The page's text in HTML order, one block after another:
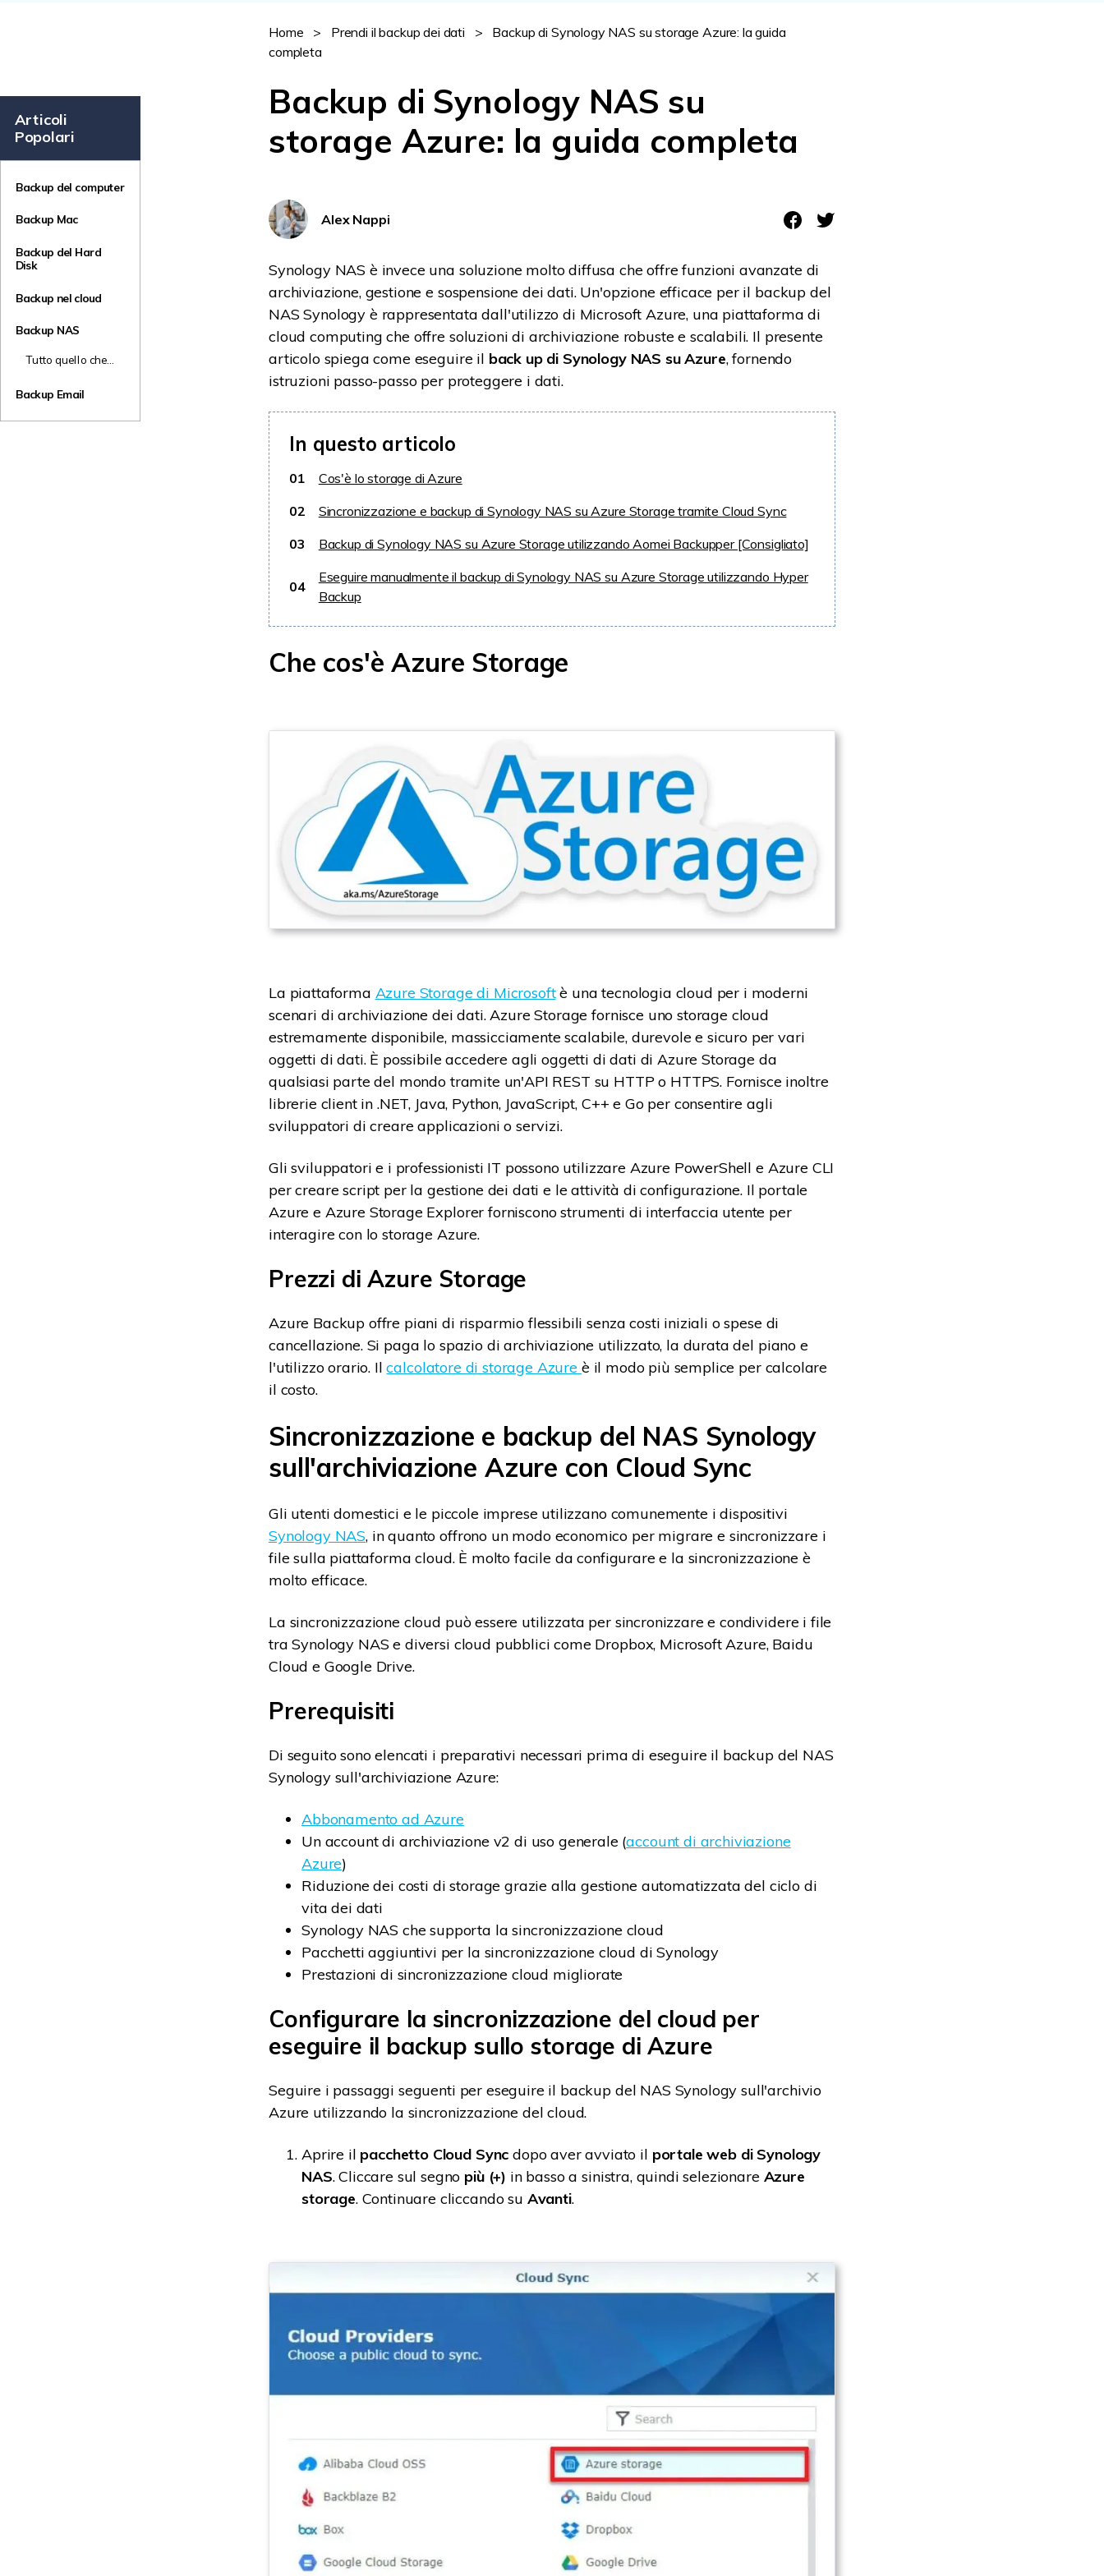
Articoli
Popolari
Backup del computer
Backup Mac
Backup del Hard
Disk
Backup nel cloud
Backup NAS
Tutto quello che
QNAP Qsync
Backup Email
Home > Prendi il backup dei dati >
Backup di Synology NAS su storage Azure: la guida
completa
Backup di Synology NAS su
storage Azure: la guida completa
Alex Nappi
Synology NAS è invece una soluzione molto diffusa che offre funzioni avanzate di
archiviazione, gestione e sospensione dei dati. Un'opzione efficace per il backup del
NAS Synology è rappresentata dall'utilizzo di Microsoft Azure, una piattaforma di
cloud computing che offre soluzioni di archiviazione robuste e scalabili. Il presente
articolo spiega come eseguire il back up di Synology NAS su Azure, fornendo
istruzioni passo-passo per proteggere i dati.
In questo articolo
01
Cos'è lo storage di Azure
02
Sincronizzazione e backup di Synology NAS su Azure Storage tramite Cloud Sync
03
Backup di Synology NAS su Azure Storage utilizzando Aomei Backupper [Consigliato]
04
Eseguire manualmente il backup di Synology NAS su Azure Storage utilizzando Hyper
Backup
Che cos'è Azure Storage
La piattaforma Azure Storage di Microsoftè una tecnologia cloud per i moderni
scenari di archiviazione dei dati. Azure Storage fornisce uno storage cloud
estremamente disponibile, massicciamente scalabile, durevole e sicuro per vari
oggetti di dati. È possibile accedere agli oggetti di dati di Azure Storage da
qualsiasi parte del mondo tramite un'API REST su HTTP o HTTPS. Fornisce inoltre
librerie client in .NET, Java, Python, JavaScript, C++ e Go per consentire agli
sviluppatori di creare applicazioni o servizi.
Gli sviluppatori e i professionisti IT possono utilizzare Azure PowerShell e Azure CLI
per creare script per la gestione dei dati e le attività di configurazione. Il portale
Azure e Azure Storage Explorer forniscono strumenti di interfaccia utente per
interagire con lo storage Azure.
Prezzi di Azure Storage
Azure Backup offre piani di risparmio flessibili senza costi iniziali o spese di
cancellazione. Si paga lo spazio di archiviazione utilizzato, la durata del piano e
l'utilizzo orario. Ilcalcolatore di storage Azure è il modo più semplice per calcolare
il costo.
Sincronizzazione e backup del NAS Synology
sull'archiviazione Azure con Cloud Sync
Gli utenti domestici e le piccole imprese utilizzano comunemente i dispositivi
Synology NAS, in quanto offrono un modo economico per migrare e sincronizzare i
file sulla piattaforma cloud. È molto facile da configurare e la sincronizzazione è
molto efficace.
La sincronizzazione cloud può essere utilizzata per sincronizzare e condividere i file
tra Synology NAS e diversi cloud pubblici come Dropbox, Microsoft Azure, Baidu
Cloud e Google Drive.
Prerequisiti
Di seguito sono elencati i preparativi necessari prima di eseguire il backup del NAS
Synology sull'archiviazione Azure:
Abbonamento ad Azure
Un account di archiviazione v2 di uso generale (account di archiviazione
Azure)
Riduzione dei costi di storage grazie alla gestione automatizzata del ciclo di
vita dei dati
Synology NAS che supporta la sincronizzazione cloud
Pacchetti aggiuntivi per la sincronizzazione cloud di Synology
Prestazioni di sincronizzazione cloud migliorate
Configurare la sincronizzazione del cloud per
eseguire il backup sullo storage di Azure
Seguire i passaggi seguenti per eseguire il backup del NAS Synology sull'archivio
Azure utilizzando la sincronizzazione del cloud.
Aprire il pacchetto Cloud Sync dopo aver avviato il portale web di Synology
NAS. Cliccare sul segno più (+) in basso a sinistra, quindi selezionare Azure
storage. Continuare cliccando su Avanti.